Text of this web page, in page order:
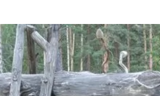
Новости
Что привезти (сувениры)